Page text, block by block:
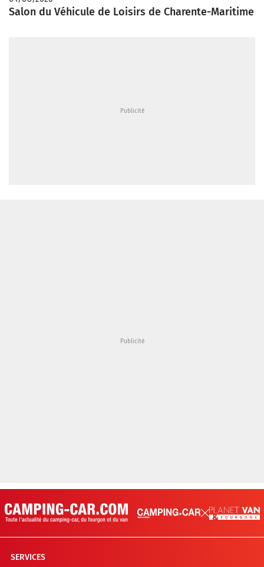
Salon du Véhicule de Loisirs de Charente-Maritime
SERVICES